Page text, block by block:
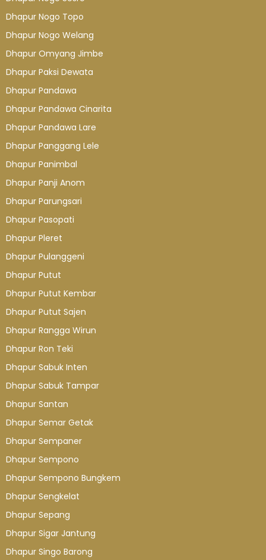
Dhapur Nogo Topo
Dhapur Nogo Welang
Dhapur Omyang Jimbe
Dhapur Paksi Dewata
Dhapur Pandawa
Dhapur Pandawa Cinarita
Dhapur Pandawa Lare
Dhapur Panggang Lele
Dhapur Panimbal
Dhapur Panji Anom
Dhapur Parungsari
Dhapur Pasopati
Dhapur Pleret
Dhapur Pulanggeni
Dhapur Putut
Dhapur Putut Kembar
Dhapur Putut Sajen
Dhapur Rangga Wirun
Dhapur Ron Teki
Dhapur Sabuk Inten
Dhapur Sabuk Tampar
Dhapur Santan
Dhapur Semar Getak
Dhapur Sempaner
Dhapur Sempono
Dhapur Sempono Bungkem
Dhapur Sengkelat
Dhapur Sepang
Dhapur Sigar Jantung
Dhapur Singo Barong